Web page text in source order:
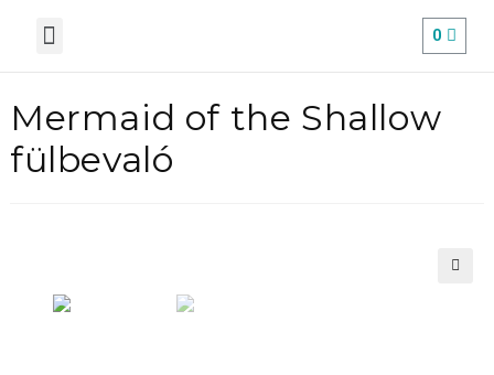
0
Mermaid of the Shallow
fülbevaló